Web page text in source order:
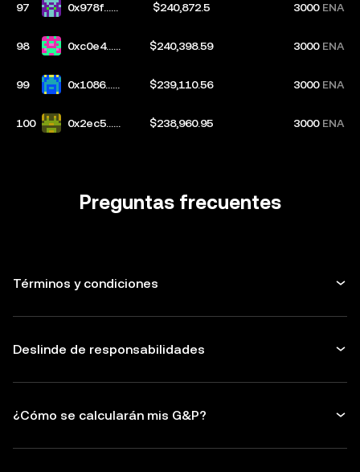
97
0x978f...3
$240,872.5 3000 ENA
98
0xc0e4...5
$240,398.59 3000 ENA
99
0x1086...2
$239,110.56 3000 ENA
100
0x2ec5...ff
$238,960.95 3000 ENA
Preguntas frecuentes
Términos y condiciones
Deslinde de responsabilidades
¿Cómo se calcularán mis G&P?